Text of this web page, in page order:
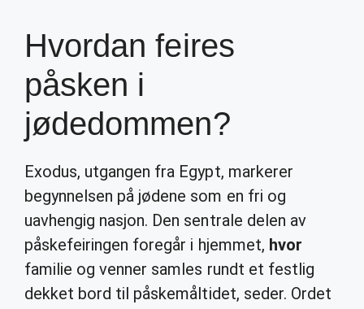
Hvordan feires
påsken i
jødedommen?
Exodus, utgangen fra Egypt, markerer
begynnelsen på jødene som en fri og
uavhengig nasjon. Den sentrale delen av
påskefeiringen foregår i hjemmet, hvor
familie og venner samles rundt et festlig
dekket bord til påskemåltidet, seder. Ordet